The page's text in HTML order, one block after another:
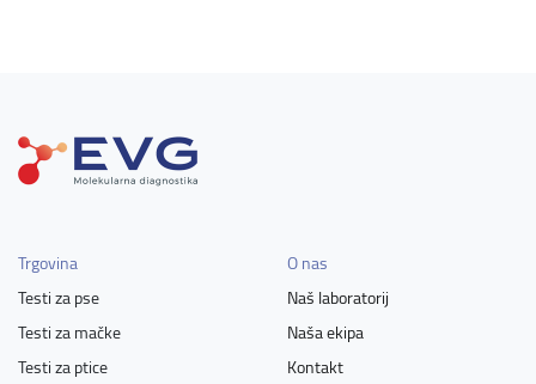
Trgovina
Testi za pse
Testi za mačke
Testi za ptice
O nas
Naš laboratorij
Naša ekipa
Kontakt